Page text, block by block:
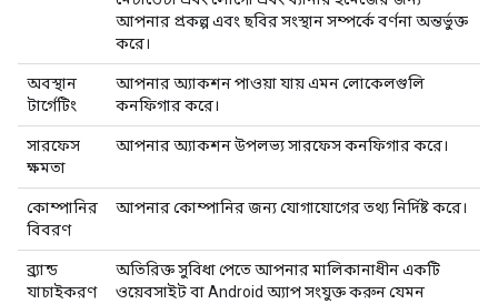
আপনার প্রকল্প এবং ছবির সংস্থান সম্পর্কে বর্ণনা অন্তর্ভুক্ত
করে।
অবস্থান
টার্গেটিং
আপনার অ্যাকশন পাওয়া যায় এমন লোকেলগুলি
কনফিগার করে।
সারফেস
ক্ষমতা
আপনার অ্যাকশন উপলভ্য সারফেস কনফিগার করে।
কোম্পানির
বিবরণ
আপনার কোম্পানির জন্য যোগাযোগের তথ্য নির্দিষ্ট করে।
ব্র্যান্ড
যাচাইকরণ
অতিরিক্ত সুবিধা পেতে আপনার মালিকানাধীন একটি
ওয়েবসাইট বা Android অ্যাপ সংযুক্ত করুন যেমন